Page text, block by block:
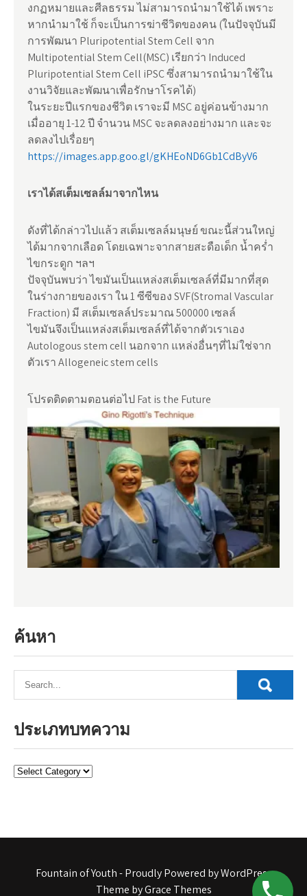
งกฏหมายและศีลธรรม ไม่สามารถนำมาใช้ได้ เพราะ
หากนำมาใช้ ก็จะเป็นการฆ่าชีวิตของคน (ในปัจจุบันมี
การพัฒนา Pluripotential Stem Cell จาก
Multipotential Stem Cell(MSC) เรียกว่า Induced
Pluripotential Stem Cell iPSC ซึ่งสามารถนำมาใช้ใน
งานวิจัยและพัฒนาเพื่อรักษาโรคได้)
ในระยะปีแรกของชีวิต เราจะมี MSC อยู่ค่อนข้างมาก
เมื่ออายุ 1-12 ปี จำนวน MSC จะลดลงอย่างมาก และจะ
ลดลงไปเรื่อยๆ
https://images.app.goo.gl/gKHEoND6Gb1CdByV6
เราได้สเต็มเซลล์มาจากไหน
ดังที่ได้กล่าวไปแล้ว สเต็มเซลล์มนุษย์ ขณะนี้ส่วนใหญ่
ได้มากจากเลือด โดยเฉพาะจากสายสะดือเด็ก น้ำคร่ำ
ไขกระดูก ฯลฯ
ปัจจุบันพบว่า ไขมันเป็นแหล่งสเต็มเซลล์ที่มีมากที่สุด
ในร่างกายของเรา ใน 1 ซีซีของ SVF(Stromal Vascular
Fraction) มี สเต็มเซลล์ประมาณ 500000 เซลล์
ไขมันจึงเป็นแหล่งสเต็มเซลล์ที่ได้จากตัวเราเอง
Autologous stem cell นอกจาก แหล่งอื่นๆที่ไม่ใช่จาก
ตัวเรา Allogeneic stem cells
โปรดติดตามตอนต่อไป Fat is the Future
ค้นหา
ประเภทบทความ
ประเภท
Fountain of Youth - Proudly Powered by WordPress
Theme by Grace Themes